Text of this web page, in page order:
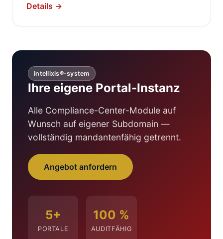
Details →
intellixis®-system
Ihre eigene Portal-Instanz
Alle Compliance-Center-Module auf
Wunsch auf eigener Subdomain —
vollständig mandantenfähig getrennt.
Angebot anfordern
5+
PORTALE
100 %
AUDITFÄHIG